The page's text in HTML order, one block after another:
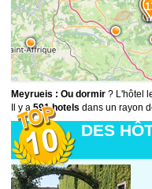
14
Meyrueis : Ou dormir ? L'hôtel
Il y a591 hotels dans un rayon
DES